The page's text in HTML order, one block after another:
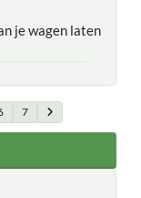
je wagen laten
7